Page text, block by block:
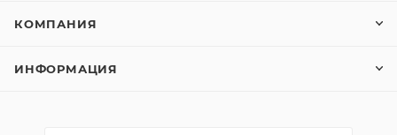
КОМПАНИЯ
ИНФОРМАЦИЯ